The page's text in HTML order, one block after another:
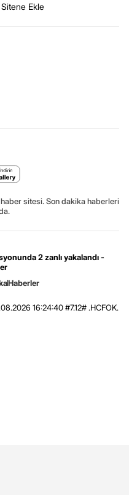
Sitene Ekle
sitesi. Son dakika haberleri
2 zanlı yakalandı -
Haberler
16:24:40 #7.12# .HCFOK.